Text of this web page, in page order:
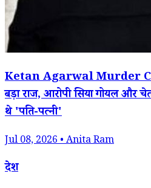
Ketan Agarwal Murder
बड़ा राज, आरोपी सिया गोयल और
थे 'पति-पत्नी'
Jul 08, 2026 • Anita Ram
देश